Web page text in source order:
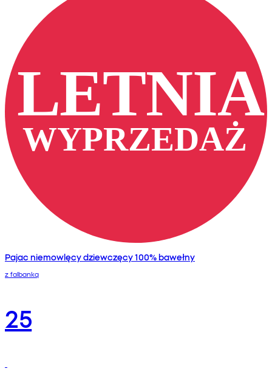
Pajac niemowlęcy dziewczęcy 100% bawełny
z falbanką
25